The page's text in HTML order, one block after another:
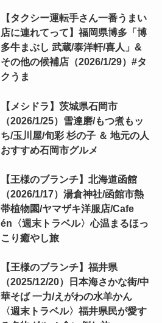
【タクシー運転手さん一番うまい
店に連れてって】福岡県博多「博
多牛まぶし 武蔵/泰洋軒/喜人」&
その他の候補店（2026/1/29）#タ
クうま
【メシドラ】茨城県石岡市
（2026/1/25）雪達磨/もつ煮もッ
ち/玉川屋/旬彩 杉の子 ＆ 地元の人
おすすめ石岡市グルメ
【王様のブランチ】北海道函館
（2026/1/17）湯倉神社/函館市熱
帯植物園/ヤマザキ洋服店/Cafe
én〈週末トラベル〉心温まるほっ
こり癒やし旅
【王様のブランチ】福井県
（2025/12/20）日本海さかな街/中
華そば 一力/えがわの水羊かん
〈週末トラベル〉福井県民が愛す